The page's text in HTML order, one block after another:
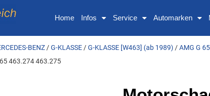
Home Infos Service Automarken
BENZ /G-KLASSE /G-KLASSE [W463] (ab 1989) /AMG G
463.274 463.275